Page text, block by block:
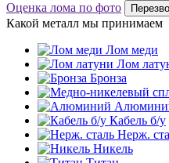
Оценка лома по фото
Какой металл мы принимаем
Лом меди
Лом
Бронза
Кабель б/у
Нерж.
Никель